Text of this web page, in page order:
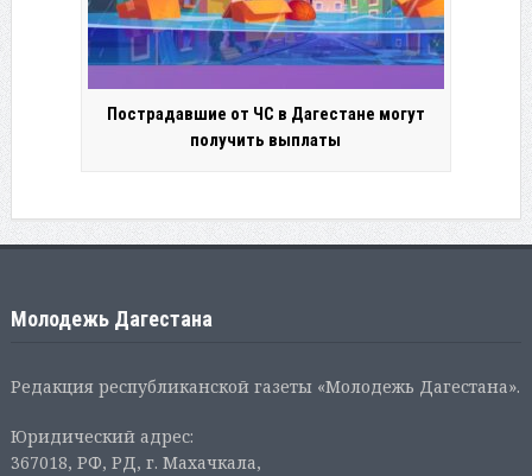
Пострадавшие от ЧС в Дагестане могут
получить выплаты
Молодежь Дагестана
Редакция республиканской газеты «Молодежь Дагестана».
Юридический адрес:
367018, РФ, РД, г. Махачкала,